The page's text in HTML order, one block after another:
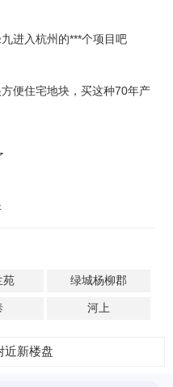
进入杭州的***个项目吧
便住宅地块，买这种70年产
苑 绿城杨柳郡
河上
近新楼盘